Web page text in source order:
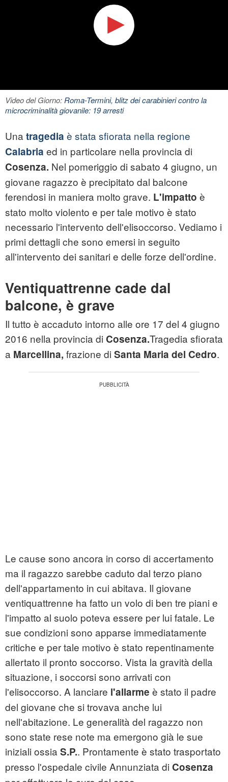
Video del Giorno:Roma-Termini, blitz dei carabinieri contro la
microcriminalità giovanile: 19 arresti
Una tragedia è stata sfiorata nella regione
Calabria ed in particolare nella provincia di
Cosenza. Nel pomeriggio di sabato 4 giugno, un
giovane ragazzo è precipitato dal balcone
ferendosi in maniera molto grave. L'impatto è
stato molto violento e per tale motivo è stato
necessario l'intervento dell'elisoccorso. Vediamo i
primi dettagli che sono emersi in seguito
all'intervento dei sanitari e delle forze dell'ordine.
Ventiquattrenne cade dal
balcone, è grave
Il tutto è accaduto intorno alle ore 17 del 4 giugno
2016 nella provincia di Cosenza.Tragedia sfiorata
a Marcellina, frazione di Santa Maria del Cedro.
Le cause sono ancora in corso di accertamento
ma il ragazzo sarebbe caduto dal terzo piano
dell'appartamento in cui abitava. Il giovane
ventiquattrenne ha fatto un volo di ben tre piani e
l'impatto al suolo poteva essere per lui fatale. Le
sue condizioni sono apparse immediatamente
critiche e per tale motivo è stato repentinamente
allertato il pronto soccorso. Vista la gravità della
situazione, i soccorsi sono arrivati con
l'elisoccorso. A lanciare l'allarme è stato il padre
del giovane che si trovava anche lui
nell'abitazione. Le generalità del ragazzo non
sono state rese note ma emergono già le sue
iniziali ossia S.P.. Prontamente è stato trasportato
presso l'ospedale civile Annunziata di Cosenza